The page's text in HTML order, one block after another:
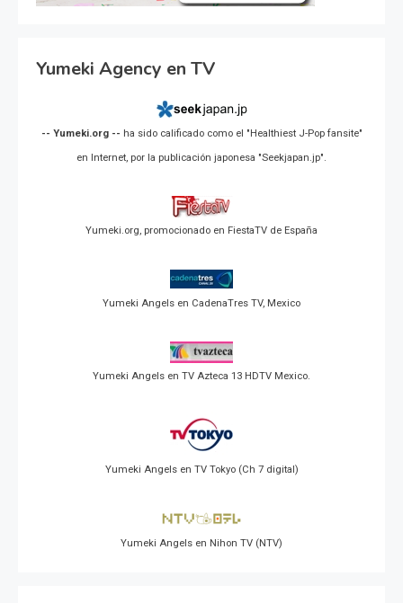
Yumeki Agency en TV
-- Yumeki.org -- ha sido calificado como el "Healthiest J-Pop fansite"
en Internet, por la publicación japonesa "Seekjapan.jp".
Yumeki.org, promocionado en FiestaTV de España
Yumeki Angels en CadenaTres TV, Mexico
Yumeki Angels en TV Azteca 13 HDTV Mexico.
Yumeki Angels en TV Tokyo (Ch 7 digital)
Yumeki Angels en Nihon TV (NTV)